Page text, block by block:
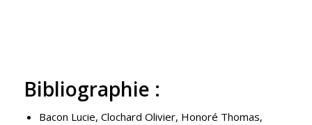
Bibliographie :
Bacon Lucie, Clochard Olivier, Honoré Thomas,